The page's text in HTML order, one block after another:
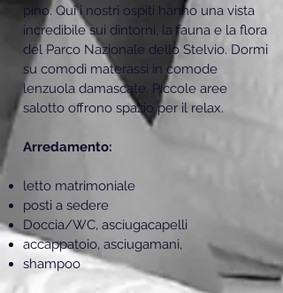
pino. Qui i nostri ospiti hanno una vista
incredibile sui dintorni, la fauna e la flora
del Parco Nazionale dello Stelvio. Dormi
su comodi materassi in comode
lenzuola damascate. Piccole aree
salotto offrono spazio per il relax.
Arredamento:
letto matrimoniale
posti a sedere
Doccia/WC, asciugacapelli
accappatoio, asciugamani,
shampoo